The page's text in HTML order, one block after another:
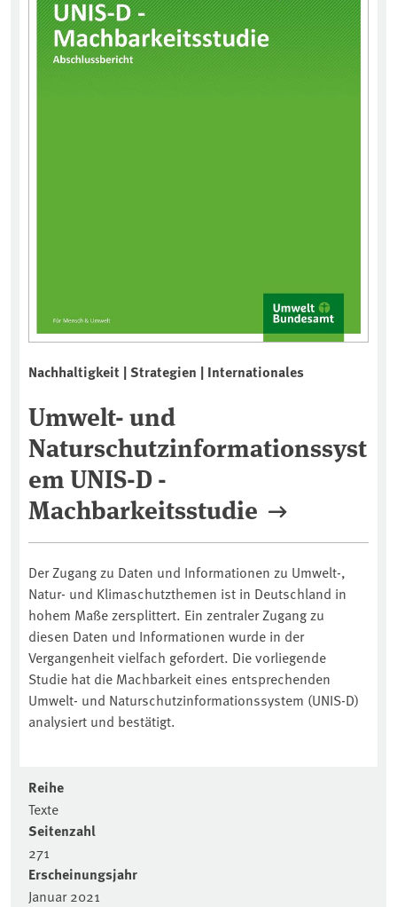
Nachhaltigkeit | Strategien | Internationales
Umwelt- und
Naturschutzinformationssyst
em UNIS-D -
Machbarkeitsstudie
Der Zugang zu Daten und Informationen zu Umwelt-,
Natur- und Klimaschutzthemen ist in Deutschland in
hohem Maße zersplittert. Ein zentraler Zugang zu
diesen Daten und Informationen wurde in der
Vergangenheit vielfach gefordert. Die vorliegende
Studie hat die Machbarkeit eines entsprechenden
Umwelt- und Naturschutzinformationssystem (UNIS-D)
analysiert und bestätigt.
Reihe
Texte
Seitenzahl
271
Erscheinungsjahr
Januar 2021